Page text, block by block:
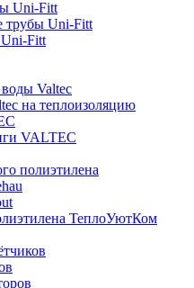
Uni-Fitt
трубы Uni-Fitt
Fitt
Valtec
на теплоизоляцию
VALTEC
полиэтилена
ТеплоУютКом